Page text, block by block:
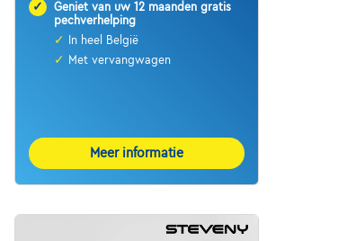
✓
Geniet van uw 12 maanden gratis
pechverhelping
✓
In heel België
✓ Met vervangwagen
Meer informatie